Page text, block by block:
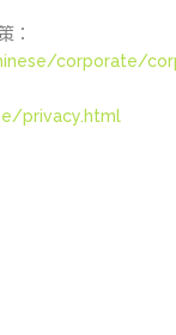
：
corporate/
privacy.html